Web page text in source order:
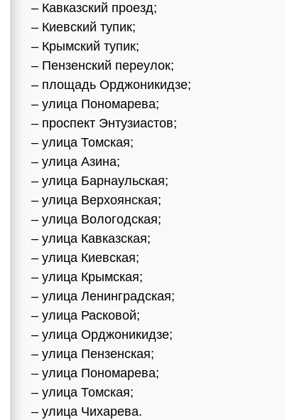
– Кавказский проезд;
– Киевский тупик;
– Крымский тупик;
– Пензенский переулок;
– площадь Орджоникидзе;
– улица Пономарева;
– проспект Энтузиастов;
– улица Томская;
– улица Азина;
– улица Барнаульская;
– улица Верхоянская;
– улица Вологодская;
– улица Кавказская;
– улица Киевская;
– улица Крымская;
– улица Ленинградская;
– улица Расковой;
– улица Орджоникидзе;
– улица Пензенская;
– улица Пономарева;
– улица Томская;
– улица Чихарева.